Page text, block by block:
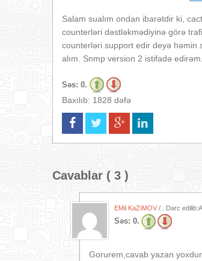
Salam sualım ondan ibarətdir ki,
counterləri dəstləkmədiyinə görə
counterləri support edir deyə həmin
alım. Snmp version 2 istifadə
Səs: 0.
Baxılıb: 1828 dəfə
Cavablar ( 3 )
EMil KaZIMOV / . Dərc edilib:A
Səs: 0.
Gorurem,cavab yazan